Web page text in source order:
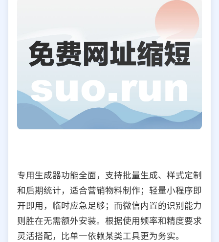
专用生成器功能全面，支持批量生成、样式定制
和后期统计，适合营销物料制作；轻量小程序即
开即用，临时应急足够；而微信内置的识别能力
则胜在无需额外安装。根据使用频率和精度要求
灵活搭配，比单一依赖某类工具更为务实。